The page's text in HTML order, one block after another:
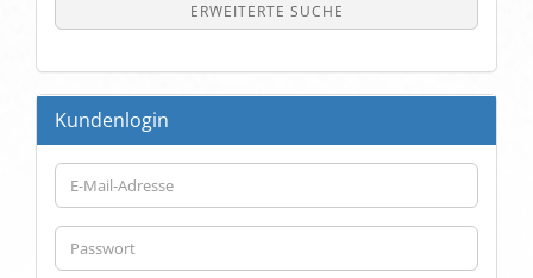
ERWEITERTE SUCHE
Kundenlogin
E-
Mail-
Adresse
Passwort